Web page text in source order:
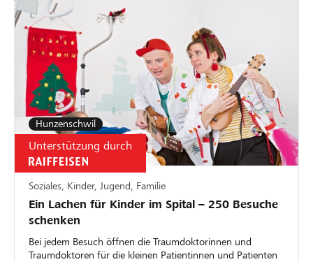
Hunzenschwil
Unterstützung durch
Soziales, Kinder, Jugend, Familie
Ein Lachen für Kinder im Spital – 250 Besuche
schenken
Bei jedem Besuch öffnen die Traumdoktorinnen und
Traumdoktoren für die kleinen Patientinnen und Patienten